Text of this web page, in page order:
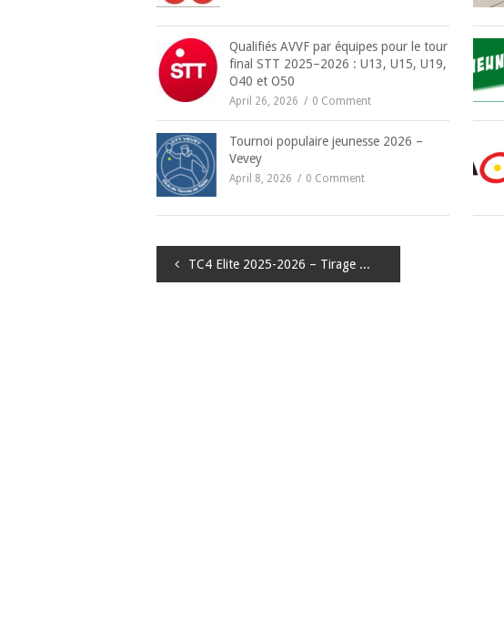
Qualifiés AVVF par équipes pour le tour
final STT 2025–2026 : U13, U15, U19,
O40 et O50
April 26, 2026 0 Comment
Tournoi populaire jeunesse 2026 –
Vevey
April 8, 2026 0 Comment
Navigation
TC4 Elite 2025-2026 – Tirage au sort